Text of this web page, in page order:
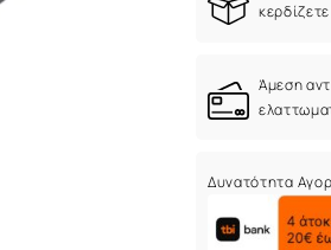
Άμεση
Δυνατότητα